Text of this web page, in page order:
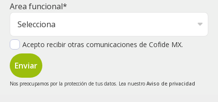
Area funcional*
Acepto recibir otras comunicaciones de Cofide MX.
Nos preocupamos por la protección de tus datos. Lea nuestro Aviso de privacidad